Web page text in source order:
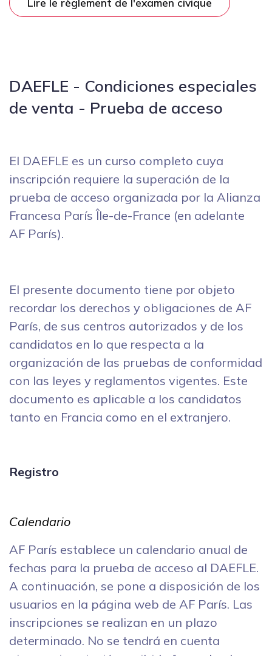
DAEFLE - Condiciones especiales
de venta - Prueba de acceso
El DAEFLE es un curso completo cuya
inscripción requiere la superación de la
prueba de acceso organizada por la Alianza
Francesa París Île-de-France (en adelante
AF París).
El presente documento tiene por objeto
recordar los derechos y obligaciones de AF
París, de sus centros autorizados y de los
candidatos en lo que respecta a la
organización de las pruebas de conformidad
con las leyes y reglamentos vigentes. Este
documento es aplicable a los candidatos
tanto en Francia como en el extranjero.
Registro
Calendario
AF París establece un calendario anual de
fechas para la prueba de acceso al DAEFLE.
A continuación, se pone a disposición de los
usuarios en la página web de AF París. Las
inscripciones se realizan en un plazo
determinado. No se tendrá en cuenta